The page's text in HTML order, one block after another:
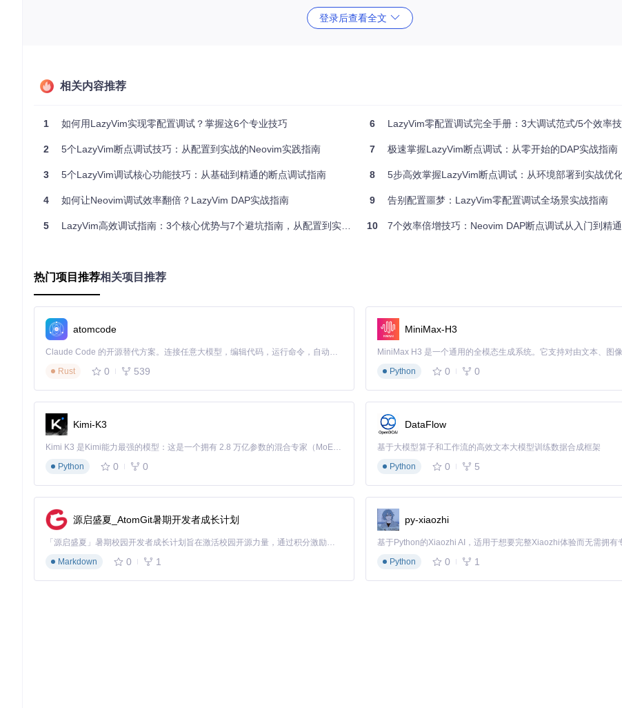
nvim-dap-ui：可视化界面的"舞台设计师"，将调试状态转化为直观面板
nvim-dap-virtual-text
-- 在lua/config/lazy.lua中添加DAP扩展（复制以下代码）
{ import = "lazyvim.plugins.extras.dap.nlua" }, -- Lua调试支持
安装对应语言调试器（以Python为例）：
💡 误区二：安装所有调试器以"以防万一"
正解：仅安装当前项目需要的调试器，过多调试器会导致Mason管理混乱
解决：安装调试器时注意查看版本说明，如Python 3.10+需要debugpy 1.6.0+
高效调试操作指南——5个让你效率倍增的核心技巧
基础调试工作流（以Python为例）
在目标代码行按 <leader>db 设置断点（行首显示图标）
调试界面自动分为四个功能区域：
变量监视区：显示局部/全局变量当前值
调用栈区：展示函数调用层级关系
断点列表区：管理所有设置的断点
调试控制台：执行交互式命令
适用场景：单文件脚本调试、小型项目快速问题定位
登录后查看全文
相关内容推荐
1 如何用LazyVim实现零配置调试？掌握这6个专业技巧
2 5个LazyVim断点调试技巧：从配置到实战的Neovim实践指南
3 5个LazyVim调试核心功能技巧：从基础到精通的断点调试指南
4 如何让Neovim调试效率翻倍？LazyVim DAP实战指南
5 LazyVim高效调试指南：3个核心优势与7个避坑指南，从配置到实战的Python调试全流程
6 LazyVim零配置调试完全手册：3大调试范式/5个效率技巧/
7 极速掌握LazyVim断点调试：从零开始的DAP实战指南
8 5步高效掌握LazyVim断点调试：从环境部署到实战优
9 告别配置噩梦：LazyVim零配置调试全场景实战指南
10 7个效率倍增技巧：Neovim DAP断点调试从入门到精通
热门项目推荐相关项目推荐
atomcode
Claude Code 的开源替代方案。连接任意大模型，编辑代码，运行命令，自动验证 — 全自动执行。用 Rust 构建，极致性能。 ｜ An open-source alternative to Claude Code. Connect any LLM, edit code, run commands, and verify changes — autonomously. Built in Rust for speed. Get Started
Rust
0 539
MiniMax-H3
Python
0 0
Kimi-K3
Kimi K3 是Kimi能力最强的模型：这是一个拥有 2.8 万亿参数的混合专家（MoE）模型，具备原生视觉理解能力，并支持 100 万 token 的上下文窗口。
Python
0 0
DataFlow
基于大模型算子和工作流的高效文本大模型训练数据合成框架
Python
0 5
源启盛夏_AtomGit暑期开发者成长计划
「源启盛夏」暑期校园开发者成长计划旨在激活校园开源力量，通过积分激励、认证扶持、资源倾斜等形式，引导高校组织和开发者完成「入驻 — 建项目 — 做贡献 — 获认证 — 得资源」的完整闭环。无论你是想带领社团入驻平台的组织者，还是希望用代码贡献证明自己的开发者，都能在这里找到属于你的成长路径。
Markdown
0 1
py-xiaozhi
Python
0 1